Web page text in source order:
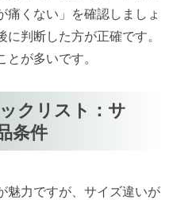
痛くない」を確認しましょ
判断した方が正確です。
が多いです。
クリスト：サ
条件
魅力ですが、サイズ違いが